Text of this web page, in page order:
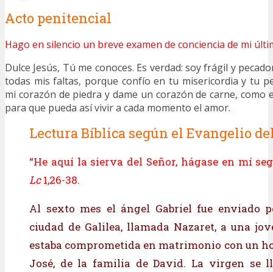
Acto penitencial
Hago en silencio un breve examen de conciencia de mi
Dulce Jesús, Tú me conoces. Es verdad: soy frágil y
todas mis faltas, porque confío en tu misericordia y tu
mi corazón de piedra y dame un corazón de carne, como
para que pueda así vivir a cada momento el amor.
Lectura Bíblica según el Evangelio
“He aquí la sierva del Señor, hágase en mí
Lc1,26-38.
Al sexto mes el ángel Gabriel fue enviado
ciudad de Galilea, llamada Nazaret, a una
estaba comprometida en matrimonio con un
José, de la familia de David. La virgen se